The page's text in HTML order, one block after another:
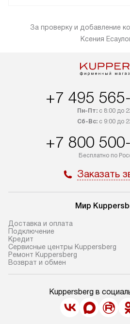
оплачивается дополнительно.
Возможна доставка товаров по
За проверку и добавление
Ксения
+7 495
Пн-Пт:с 8:00 до
Сб-Вс:с 9:00 до
+7 800
Бесплатно по
Заказать
Мир
Доставка и оплата
Подключение
Кредит
Сервисные центры Kuppersberg
Ремонт Kuppersberg
Возврат и обмен
Kuppersberg в